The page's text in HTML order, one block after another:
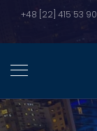
+48 [22] 415 53 90